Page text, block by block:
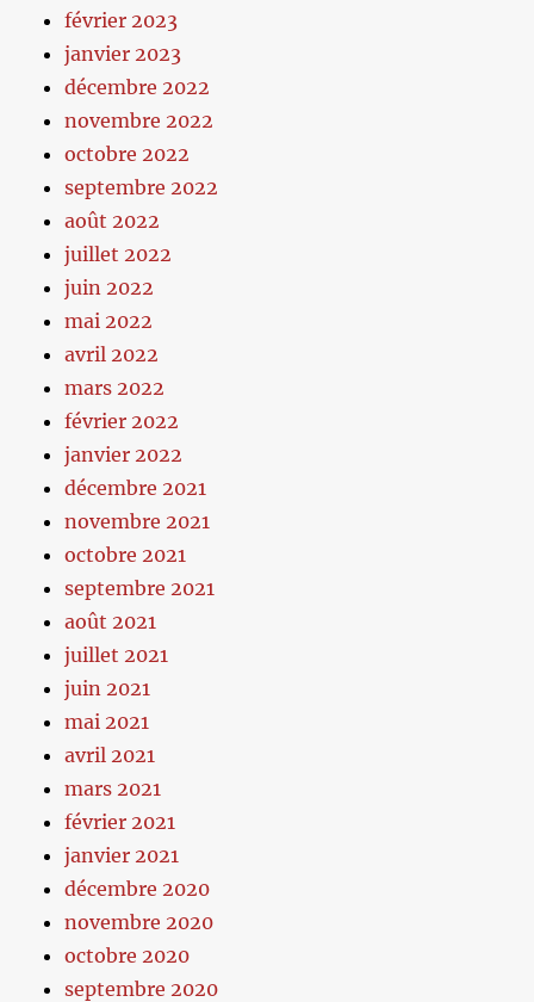
février 2023
janvier 2023
décembre 2022
novembre 2022
octobre 2022
septembre 2022
août 2022
juillet 2022
juin 2022
mai 2022
avril 2022
mars 2022
février 2022
janvier 2022
décembre 2021
novembre 2021
octobre 2021
septembre 2021
août 2021
juillet 2021
juin 2021
mai 2021
avril 2021
mars 2021
février 2021
janvier 2021
décembre 2020
novembre 2020
octobre 2020
septembre 2020